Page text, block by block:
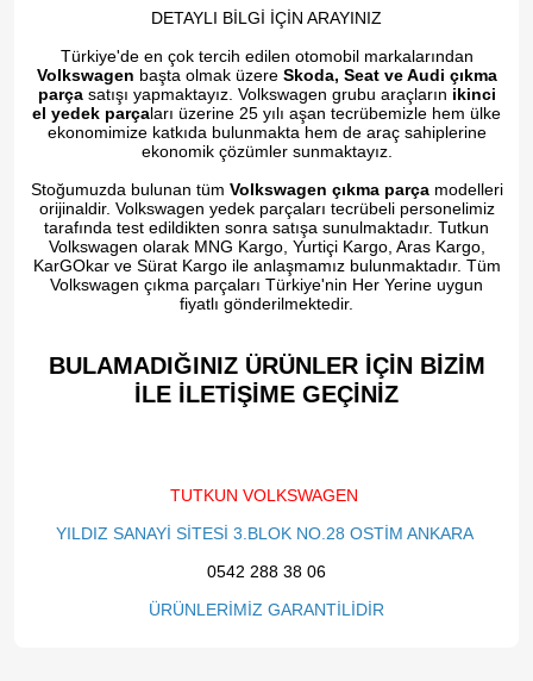
DETAYLI BİLGİ İÇİN ARAYINIZ
Türkiye'de en çok tercih edilen otomobil markalarından
Volkswagen başta olmak üzere Skoda, Seat ve Audi çıkma
parçasatışı yapmaktayız. Volkswagen grubu araçların ikinci
el yedek parçaları üzerine 25 yılı aşan tecrübemizle hem ülke
ekonomimize katkıda bulunmakta hem de araç sahiplerine
ekonomik çözümler sunmaktayız.
Stoğumuzda bulunan tüm Volkswagen çıkma parçamodelleri
orijinaldir. Volkswagen yedek parçaları tecrübeli personelimiz
tarafında test edildikten sonra satışa sunulmaktadır. Tutkun
Volkswagen olarak MNG Kargo, Yurtiçi Kargo, Aras Kargo,
KarGOkar ve Sürat Kargo ile anlaşmamız bulunmaktadır. Tüm
Volkswagen çıkma parçaları Türkiye'nin Her Yerine uygun
fiyatlı gönderilmektedir.
BULAMADIĞINIZ ÜRÜNLER İÇİN BİZİM
İLE İLETİŞİME GEÇİNİZ​
TUTKUN VOLKSWAGEN
YILDIZ SANAYİ SİTESİ 3.BLOK NO.28 OSTİM ANKARA
0542 288 38 06
ÜRÜNLERİMİZ GARANTİLİDİR